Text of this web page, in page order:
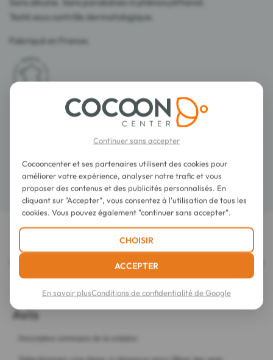
Testé sous contrôle dermatologique.
Fabriqué en France.
Conseils d'utilisation
Détails
LES DERNIERS AVIS SUR CET ARTICLE
Garancia Immortal Express Shot EGF Sérum
Activateur Cellulaire Booster Anti-Âge 15 ml
Continuer sans accepter
Cocooncenter et ses partenaires utilisent des cookies pour
améliorer votre expérience, analyser notre trafic et vous
proposer des contenus et des publicités personnalisés. En
cliquant sur "Accepter", vous consentez à l'utilisation de tous les
cookies. Vous pouvez également "continuer sans accepter".
CHOISIR
ACCEPTER
En savoir plusConditions de confidentialité de Google